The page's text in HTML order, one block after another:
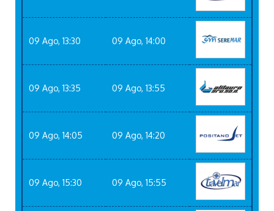
09 Ago, 13:30 09 Ago, 14:00
09 Ago, 13:35 09 Ago, 13:55
09 Ago, 14:05 09 Ago, 14:20
09 Ago, 15:30 09 Ago, 15:55